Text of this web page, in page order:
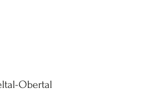
Obertal